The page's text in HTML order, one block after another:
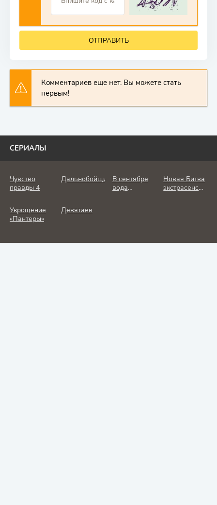
ОТПРАВИТЬ
Комментариев еще нет. Вы можете стать
первым!
СЕРИАЛЫ
Чувство
правды 4
Дальнобойщик
В сентябре
вода
Новая Битва
экстрасенсов
Укрощение
«Пантеры»
Девятаев